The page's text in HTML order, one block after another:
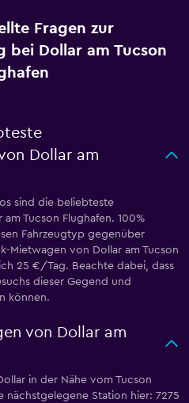
Fragen zur
bei Dollar am Tucson
Dollar am
sind die beliebteste
Tucson Flughafen. 100%
Fahrzeugtyp gegenüber
Mietwagen von Dollar am Tucson
25 €/Tag. Beachte dabei, dass
dieser Gegend und
können.
von Dollar am
in der Nähe vom Tucson
nächstgelegene Station hier: 7275